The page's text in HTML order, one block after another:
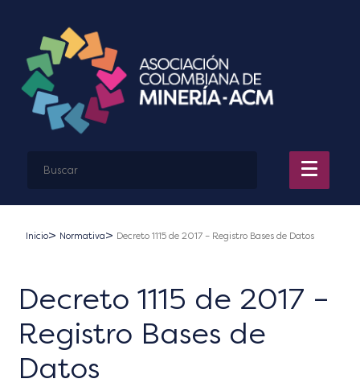
Inicio Normativa Decreto 1115 de 2017 – Registro Bases de Datos
Decreto 1115 de 2017 –
Registro Bases de
Datos